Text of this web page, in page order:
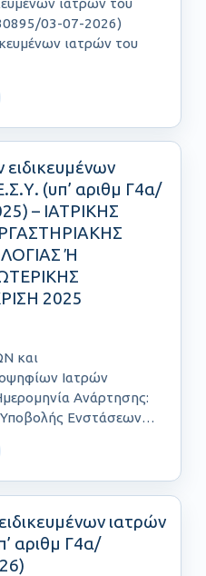
ιατρών του
03-07-2026)
ιατρών του
(υπ’ αριθμ Γ4α/
– ΙΑΤΡΙΚΗΣ
Ή
2025
και
Ιατρών
Ανάρτησης:
Ενστάσεων
ιατρών
αριθμ Γ4α/